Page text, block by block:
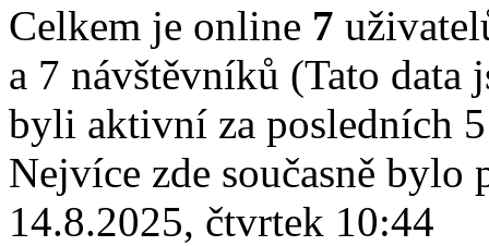
Celkem je online 7
a 7 návštěvníků (Tato data
byli aktivní za posledních
Nejvíce zde současně
14.8.2025, čtvrtek 10:44